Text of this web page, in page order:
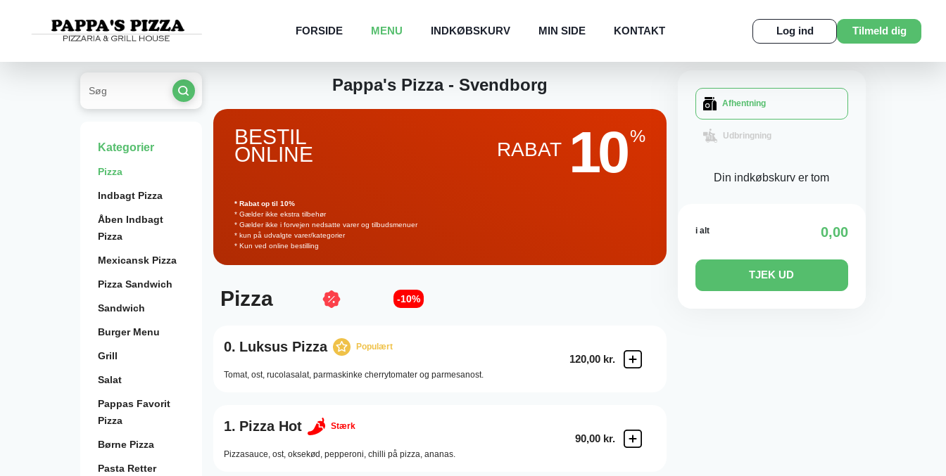
FORSIDE MENU INDKØBSKURV MIN SIDE KONTAKT Log ind Tilmeld dig
Kategorier
Pizza
Indbagt Pizza
Åben Indbagt
Pizza
Mexicansk Pizza
Pizza Sandwich
Sandwich
Burger Menu
Grill
Salat
Pappas Favorit
Pizza
Børne Pizza
Pasta Retter
Pappa's Pizza - Svendborg
BESTIL
ONLINE RABAT 10 %
* Rabat op til 10%
* Gælder ikke ekstra tilbehør
* Gælder ikke i forvejen nedsatte varer og tilbudsmenuer
* kun på udvalgte varer/kategorier
* Kun ved online bestilling
Pizza -10%
0. Luksus Pizza Populært
Tomat, ost, rucolasalat, parmaskinke cherrytomater og parmesanost.
120,00 kr.
1. Pizza Hot Stærk
Pizzasauce, ost, oksekød, pepperoni, chilli på pizza, ananas.
90,00 kr.
Afhentning
Udbringning
Din indkøbskurv er tom
i alt 0,00
TJEK UD